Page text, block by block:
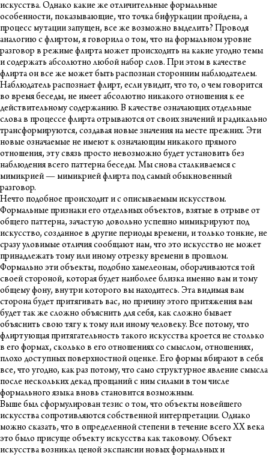
искусства. Однако какие же отличительные формальные
особенности, показывающие, что точка бифуркации пройдена, а
процесс мутации запущен, все же возможно выделить? Проводя
аналогию с флиртом, я говорила о том, что на формальном уровне
разговор в режиме флирта может происходить на какие угодно темы
и содержать абсолютно любой набор слов. При этом в качестве
флирта он все же может быть распознан сторонним наблюдателем.
Наблюдатель распознает флирт, если увидит, что то, о чем говорится
во время беседы, не имеет абсолютно никакого отношения к ее
действительному содержанию. В качестве означающих отдельные
слова в процессе флирта отрываются от своих значений и радикально
трансформируются, создавая новые значения на месте прежних. Эти
новые означаемые не имеют к означающим никакого прямого
отношения, эту связь просто невозможно будет установить без
наблюдения всего паттерна беседы. Мы снова сталкиваемся с
мимикрией — мимикрией флирта под самый обыкновенный
разговор.
Нечто подобное происходит и с описываемым искусством.
Формальные признаки его отдельных объектов, взятые в отрыве от
общего паттерна, зачастую довольно успешно мимикрируют под
искусство, созданное в другие периоды времени, и только тонкие, не
сразу уловимые отличия сообщают нам, что это искусство не может
принадлежать тому или иному отрезку времени в прошлом.
Формально эти объекты, подобно хамелеонам, оборачиваются той
своей стороной, которая будет наиболее близка именно вам и тому
общему фону, внутри которого вы находитесь. Эта видимая вам
сторона будет притягивать вас, но причину этого притяжения вам
будет так же сложно объяснить для себя, как сложно бывает
объяснить свою тягу к тому или иному человеку. Все потому, что
флиртующая притягательность такого искусства кроется не столько
в его формах, сколько в его отношениях со смыслом, отношениях,
плохо доступных поверхностной оценке. Его формы вбирают в себя
все, что угодно, как раз потому, что само структурное явление смысла
после нескольких декад прощаний с ним силами в том числе
формального языка вновь становится возможным.
Выше был сформулирован тезис о том, что объекты новейшего
искусства сопротивляются собственной интерпретации. Однако
можно сказать, что в определенной степени в течение всего ХХ века
это было присуще объекту искусства как таковому. Объект
искусства возникал ценой экспансии новых формальных и